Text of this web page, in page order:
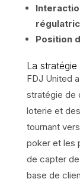
Position
La
FDJ United
stratégie de
loterie et
tournant
poker et les
de capter de
base de